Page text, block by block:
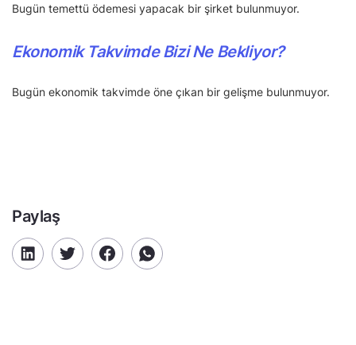
Bugün temettü ödemesi yapacak bir şirket bulunmuyor.
Ekonomik Takvimde Bizi Ne Bekliyor?
Bugün ekonomik takvimde öne çıkan bir gelişme bulunmuyor.
Paylaş